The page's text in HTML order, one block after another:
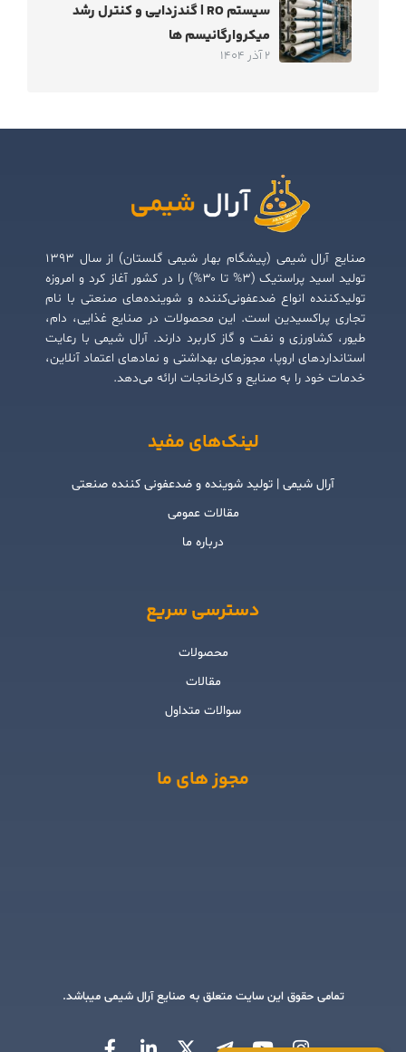
سیستم RO | گندزدایی و کنترل رشد
میکروارگانیسم ها
2 آذر 1404
صنایع آرال شیمی (پیشگام بهار شیمی گلستان) از سال ۱۳۹۳
تولید اسید پراستیک (۳% تا ۳۰%) را در کشور آغاز کرد و امروزه
تولیدکننده انواع ضدعفونی‌کننده و شوینده‌های صنعتی با نام
تجاری پراکسیدین است. این محصولات در صنایع غذایی، دام،
طیور، کشاورزی و نفت و گاز کاربرد دارند. آرال شیمی با رعایت
استانداردهای اروپا، مجوزهای بهداشتی و نمادهای اعتماد آنلاین،
خدمات خود را به صنایع و کارخانجات ارائه می‌دهد.
لینک‌های مفید
آرال شیمی | تولید شوینده و ضدعفونی کننده صنعتی
مقالات عمومی
درباره ما
دسترسی سریع
محصولات
مقالات
سوالات متداول
مجوز های ما
تمامی حقوق این سایت متعلق به صنایع آرال شیمی میباشد.